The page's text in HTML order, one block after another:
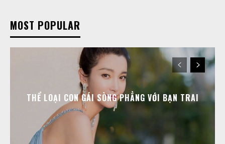
MOST POPULAR
THỂ LOẠI CON GÁI SÒNG PHẲNG VỚI BẠN TRAI